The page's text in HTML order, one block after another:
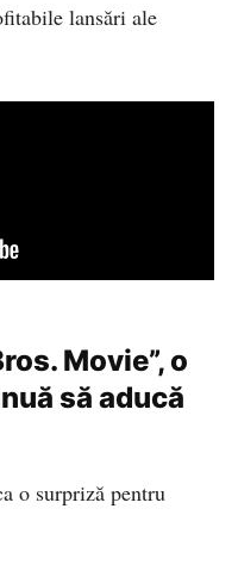
lansări ale
Movie”, o
să aducă
o surpriză pentru